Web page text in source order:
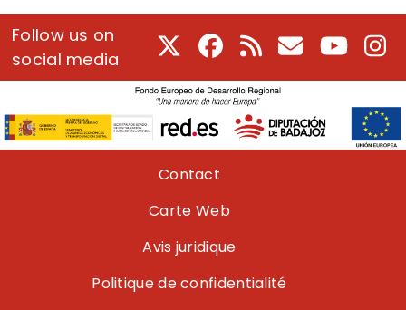
Follow us on
social media
Facebook
RSS CourrielYoutube
Pie de páginaContact
Carte Web
Avis juridique
Politique de confidentialité